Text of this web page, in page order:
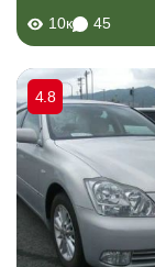
10к
45
4.8